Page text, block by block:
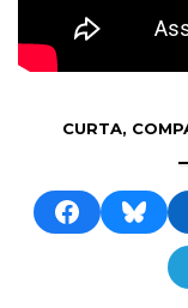
CURTA,
Share on Facebook Share on Bluesky